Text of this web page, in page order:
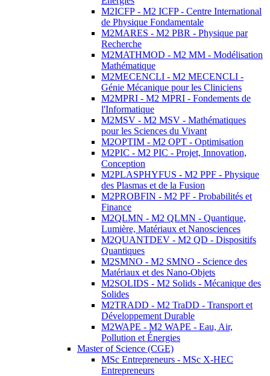
M2ICFP - M2 ICFP - Centre International
de Physique Fondamentale
M2MARES - M2 PBR - Physique par
Recherche
M2MATHMOD - M2 MM - Modélisation
Mathématique
M2MECENCLI - M2 MECENCLI -
Génie Mécanique pour les Cliniciens
M2MPRI - M2 MPRI - Fondements de
l'Informatique
M2MSV - M2 MSV - Mathématiques
pour les Sciences du Vivant
M2OPTIM - M2 OPT - Optimisation
M2PIC - M2 PIC - Projet, Innovation,
Conception
M2PLASPHYFUS - M2 PPF - Physique
des Plasmas et de la Fusion
M2PROBFIN - M2 PF - Probabilités et
Finance
M2QLMN - M2 QLMN - Quantique,
Lumière, Matériaux et Nanosciences
M2QUANTDEV - M2 QD - Dispositifs
Quantiques
M2SMNO - M2 SMNO - Science des
Matériaux et des Nano-Objets
M2SOLIDS - M2 Solids - Mécanique des
Solides
M2TRADD - M2 TraDD - Transport et
Développement Durable
M2WAPE - M2 WAPE - Eau, Air,
Pollution et Énergies
Master of Science (CGE)
MSc Entrepreneurs - MSc X-HEC
Entrepreneurs